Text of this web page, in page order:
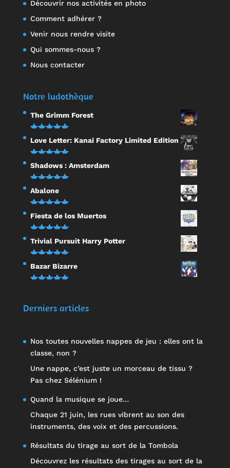
Découvrir nos activités en photo
Comment adhérer ?
Venir nous rendre visite
Qui sommes-nous ?
Nous contacter
Notre ludothèque
The Grimm Forest
Note 5.00
sur 5
Love Letter: Kanai Factory Limited Edition
Note5.00
sur 5
Shadows : Amsterdam
Note5.00
sur 5
Abalone
Note5.00
sur 5
Fiesta de los Muertos
Note5.00
sur 5
Trivial Pursuit Harry Potter
Note5.00
sur 5
Bazar Bizarre
Derniers articles
Nos toutes nouvelles nappes de jeu : elles ont la
classe, non ?
Une nappe, c’est juste un morceau de tissu ?
Pas chez Sélénium !
Quand la musique se joue…
Chaque 21 juin, les rues vibrent au son des
instruments, des voix et des percussions.
Résultats du tirage au sort de la Tombola
Découvrez les résultats des tirages au sort de la